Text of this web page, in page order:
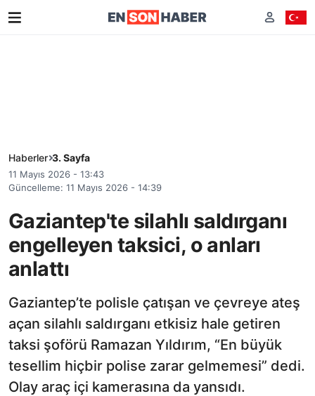
Haberler 3. Sayfa
11 Mayıs 2026 - 13:43
Güncelleme: 11 Mayıs 2026 - 14:39
Gaziantep'te silahlı saldırganı
engelleyen taksici, o anları
anlattı
Gaziantep’te polisle çatışan ve çevreye ateş
açan silahlı saldırganı etkisiz hale getiren
taksi şoförü Ramazan Yıldırım, “En büyük
tesellim hiçbir polise zarar gelmemesi” dedi.
Olay araç içi kamerasına da yansıdı.